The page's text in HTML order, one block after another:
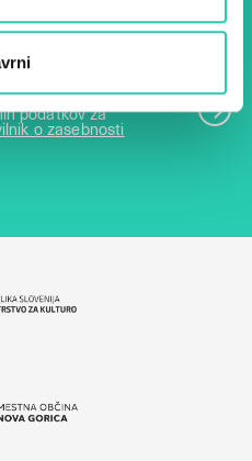
da sem
podatkov za
o zasebnosti